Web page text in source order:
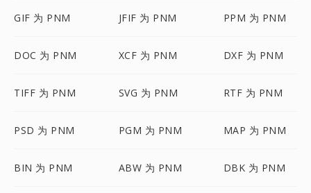
GIF 为 PNM JFIF 为 PNM PPM 为 PNM
DOC 为 PNM XCF 为 PNM DXF 为 PNM
TIFF 为 PNM SVG 为 PNM RTF 为 PNM
PSD 为 PNM PGM 为 PNM MAP 为 PNM
BIN 为 PNM ABW 为 PNM DBK 为 PNM